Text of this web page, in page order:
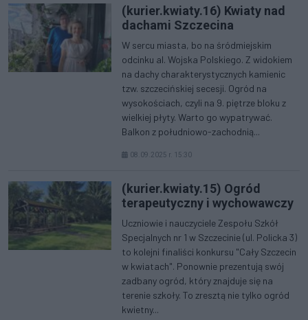
(kurier.kwiaty.16) Kwiaty nad
dachami Szczecina
W sercu miasta, bo na śródmiejskim
odcinku al. Wojska Polskiego. Z widokiem
na dachy charakterystycznych kamienic
tzw. szczecińskiej secesji. Ogród na
wysokościach, czyli na 9. piętrze bloku z
wielkiej płyty. Warto go wypatrywać.
Balkon z południowo-zachodnią...
08.09.2025 r. 15:30
(kurier.kwiaty.15) Ogród
terapeutyczny i wychowawczy
Uczniowie i nauczyciele Zespołu Szkół
Specjalnych nr 1 w Szczecinie (ul. Policka 3)
to kolejni finaliści konkursu "Cały Szczecin
w kwiatach". Ponownie prezentują swój
zadbany ogród, który znajduje się na
terenie szkoły. To zresztą nie tylko ogród
kwietny...